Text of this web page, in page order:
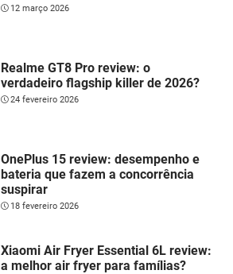
12 março 2026
Realme GT8 Pro review: o
verdadeiro flagship killer de 2026?
24 fevereiro 2026
OnePlus 15 review: desempenho e
bateria que fazem a concorrência
suspirar
18 fevereiro 2026
Xiaomi Air Fryer Essential 6L review:
a melhor air fryer para famílias?